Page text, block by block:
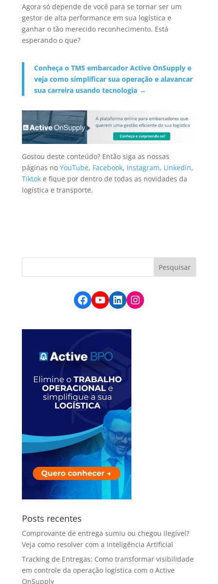
Agora só depende de você para se tornar ser um
gestor de alta performance em sua logística e
ganhar o tão merecido reconhecimento. Está
esperando o que?
Conheça o TMS embarcador Active OnSupply e
veja como simplificar sua operação e alavancar
sua carreira usando tecnologia →
Gostou deste conteúdo? Então siga as nossas
páginas no YouTube, Facebook, Instagram, Linkedin,
Tiktoke fique por dentro de todas as novidades da
logística e transporte.
Facebook
YouTube
LinkedIn
Instagram
Posts recentes
Comprovante de entrega sumiu ou chegou ilegível?
Veja como resolver com a Inteligência Artificial
Tracking de Entregas: Como transformar visibilidade
em controle da operação logística com o Active
OnSupply